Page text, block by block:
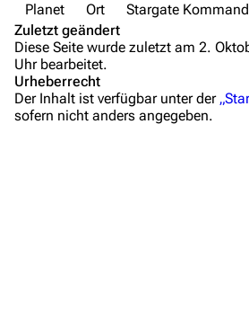
Anfragen
Administrations-
Löschantrag
Vandalismus melden
Planet
Ort
Stargate
Zuletzt geändert
Diese Seite wurde zuletzt am 2.
Uhr bearbeitet.
Urheberrecht
Der Inhalt ist verfügbar unter der
sofern nicht anders angegeben.